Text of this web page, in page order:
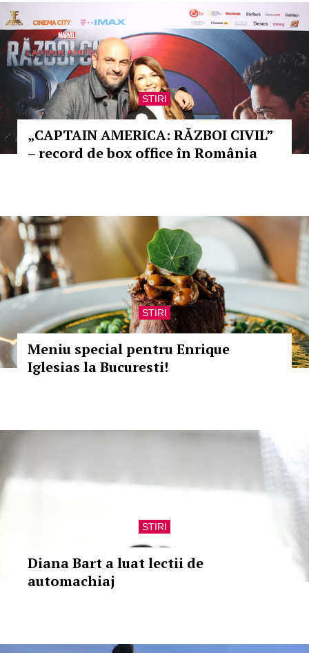
STIRI
„CAPTAIN AMERICA: RĂZBOI CIVIL”
– record de box office în România
STIRI
Meniu special pentru Enrique
Iglesias la Bucuresti!
STIRI
Diana Bart a luat lectii de
automachiaj